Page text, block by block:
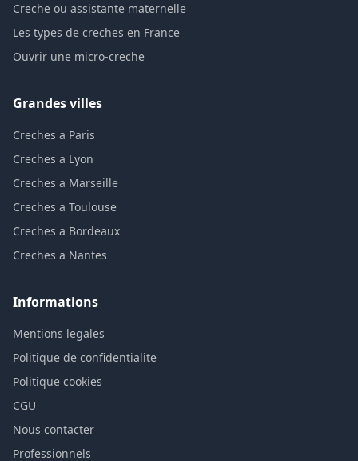
Creche ou assistante maternelle
Les types de creches en France
Ouvrir une micro-creche
Grandes villes
Creches a Paris
Creches a Lyon
Creches a Marseille
Creches a Toulouse
Creches a Bordeaux
Creches a Nantes
Informations
Mentions legales
Politique de confidentialite
Politique cookies
CGU
Nous contacter
Professionnels